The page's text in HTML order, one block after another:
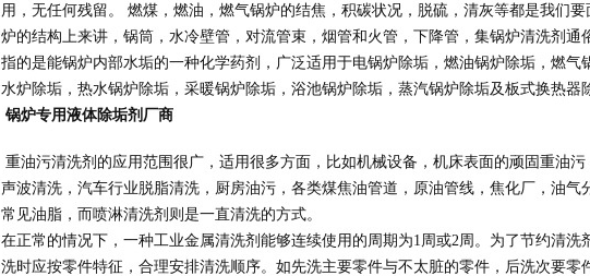
用，无任何残留。 燃煤，燃油，燃气锅炉的结焦，积碳状况，脱硫，清灰等都是我们
炉的结构上来讲，锅筒，水冷壁管，对流管束，烟管和火管，下降管，集锅炉清洗剂通
指的是能锅炉内部水垢的一种化学药剂，广泛适用于电锅炉除垢，燃油锅炉除垢，燃气
水炉除垢，热水锅炉除垢，采暖锅炉除垢，浴池锅炉除垢，蒸汽锅炉除垢及板式换热器
锅炉专用液体除垢剂厂商
重油污清洗剂的应用范围很广，适用很多方面，比如机械设备，机床表面的顽固重油
声波清洗，汽车行业脱脂清洗，厨房油污，各类煤焦油管道，原油管线，焦化厂，油气
常见油脂，而喷淋清洗剂则是一直清洗的方式。
在正常的情况下，一种工业金属清洗剂能够连续使用的周期为1周或2周。为了节约清洗
洗时应按零件特征，合理安排清洗顺序。如先洗主要零件与不太脏的零件，后洗次要零